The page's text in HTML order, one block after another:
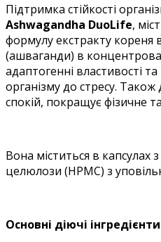
Підтримка стійкості
Ashwagandha DuoLife,
формулу екстракту кореня
(ашваганди) в
адаптогенні властивості та
організму до стресу. Також
спокій, покращує фізичне
Вона міститься в капсулах з
целюлози (НРМС) з
Основні діючі